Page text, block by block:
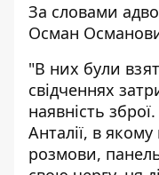
За словами
Осман
"В них були
свідченнях
наявність
Анталії, в
розмови,